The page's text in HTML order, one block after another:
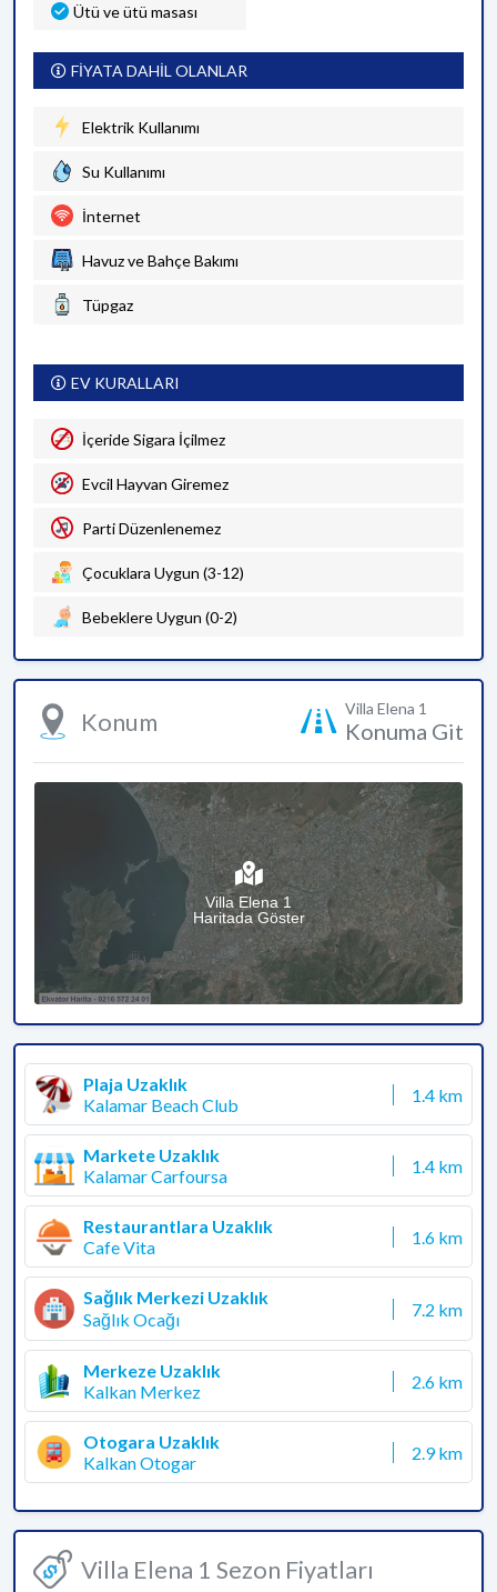
Ütü ve ütü masası
FİYATA DAHİL OLANLAR
Elektrik Kullanımı
Su Kullanımı
İnternet
Havuz ve Bahçe Bakımı
Tüpgaz
EV KURALLARI
İçeride Sigara İçilmez
Evcil Hayvan Giremez
Parti Düzenlenemez
Çocuklara Uygun (3-12)
Bebeklere Uygun (0-2)
Konum Villa Elena 1
Konuma Git
Villa Elena 1
Haritada Göster
Plaja Uzaklık
Kalamar Beach Club
1.4 km
Markete Uzaklık
Kalamar Carfoursa
1.4 km
Restaurantlara Uzaklık
Cafe Vita
1.6 km
Sağlık Merkezi Uzaklık
Sağlık Ocağı
7.2 km
Merkeze Uzaklık
Kalkan Merkez
2.6 km
Otogara Uzaklık
Kalkan Otogar
2.9 km
Villa Elena 1 Sezon Fiyatları